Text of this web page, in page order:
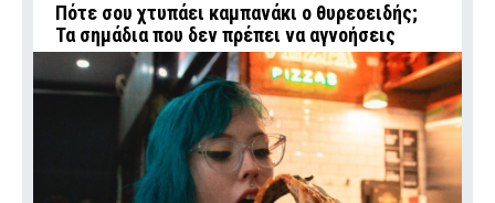
Πότε σου χτυπάει καμπανάκι ο θυρεοειδής;
Τα σημάδια που δεν πρέπει να αγνοήσεις